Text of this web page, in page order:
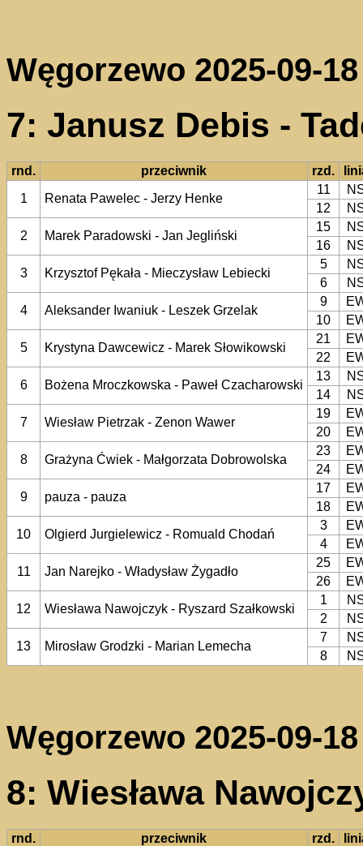
Węgorzewo 2025-09-18
7: Janusz Debis -
rnd. przeciwnik rzd.
1
Renata Pawelec - Jerzy Henke
11
12
2
Marek Paradowski - Jan Jegliński
15
16
3
Krzysztof Pękała - Mieczysław Lebiecki
5
6
4
Aleksander Iwaniuk - Leszek Grzelak
9
10
5
Krystyna Dawcewicz - Marek Słowikowski
21
22
6
Bożena Mroczkowska - Paweł Czacharowski
13
14
7
Wiesław Pietrzak - Zenon Wawer
19
20
8
Grażyna Ćwiek - Małgorzata Dobrowolska
23
24
9
pauza - pauza
17
18
10
Olgierd Jurgielewicz - Romuald Chodań
3
4
11
Jan Narejko - Władysław Żygadło
25
26
12
Wiesława Nawojczyk - Ryszard Szałkowski
1
2
13
Mirosław Grodzki - Marian Lemecha
7
8
Węgorzewo 2025-09-18
8: Wiesława
rnd. przeciwnik rzd.